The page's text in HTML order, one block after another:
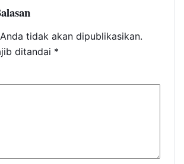
tidak akan dipublikasikan.
ditandai *